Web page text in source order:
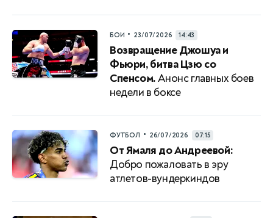
БОИ • 23/07/2026 14:43
Возвращение Джошуа и
Фьюри, битва Цзю со
Спенсом.Анонс главных боев
недели в боксе
ФУТБОЛ • 26/07/2026 07:15
От Ямаля до Андреевой:
Добро пожаловать в эру
атлетов-вундеркиндов